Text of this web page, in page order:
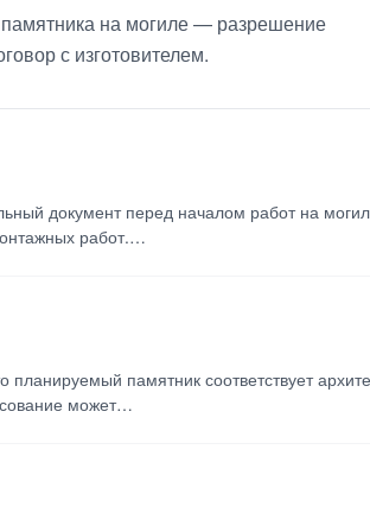
на могиле — разрешение
с изготовителем.
документ перед началом работ на
работ.…
памятник соответствует
может…